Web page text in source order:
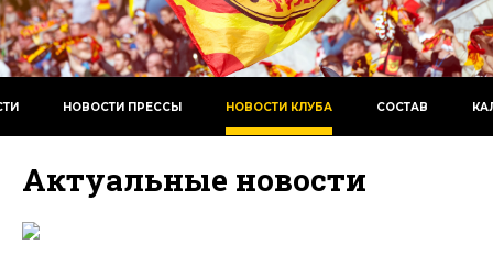
НОВОСТИ ПРЕССЫ НОВОСТИ КЛУБА СОСТАВ
Актуальные новости